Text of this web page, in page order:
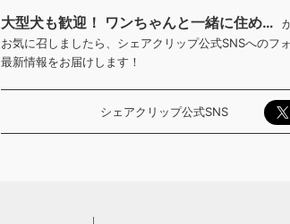
大型犬も歓迎！ ワンちゃんと一緒に住め…
お気に召しましたら、シェアクリップ公式SNSへのフ
最新情報をお届けします！
シェアクリップ公式SNS